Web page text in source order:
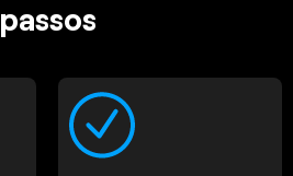
passos